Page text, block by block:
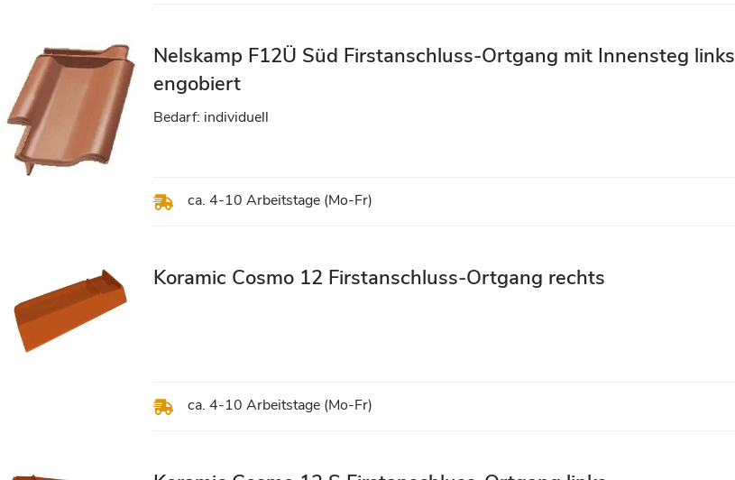
Nelskamp F12Ü Süd Firstanschluss-Ortgang mit Innensteg links
engobiert
ca. 4-10 Arbeitstage (Mo-Fr)
Bedarf: individuell
Koramic Cosmo 12 Firstanschluss-Ortgang rechts
ca. 4-10 Arbeitstage (Mo-Fr)